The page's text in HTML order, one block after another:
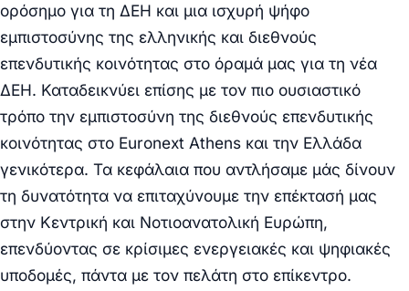
ορόσημο για τη ΔΕΗ και μια ισχυρή ψήφο
εμπιστοσύνης της ελληνικής και διεθνούς
επενδυτικής κοινότητας στο όραμά μας για τη νέα
ΔΕΗ. Καταδεικνύει επίσης με τον πιο ουσιαστικό
τρόπο την εμπιστοσύνη της διεθνούς επενδυτικής
κοινότητας στο Euronext Athens και την Ελλάδα
γενικότερα. Τα κεφάλαια που αντλήσαμε μάς δίνουν
τη δυνατότητα να επιταχύνουμε την επέκτασή μας
στην Κεντρική και Νοτιοανατολική Ευρώπη,
επενδύοντας σε κρίσιμες ενεργειακές και ψηφιακές
υποδομές, πάντα με τον πελάτη στο επίκεντρο.